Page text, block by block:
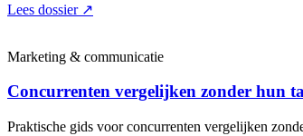
Lees dossier ↗
Marketing & communicatie
Concurrenten vergelijken zonder hun
Praktische gids voor concurrenten vergelijken